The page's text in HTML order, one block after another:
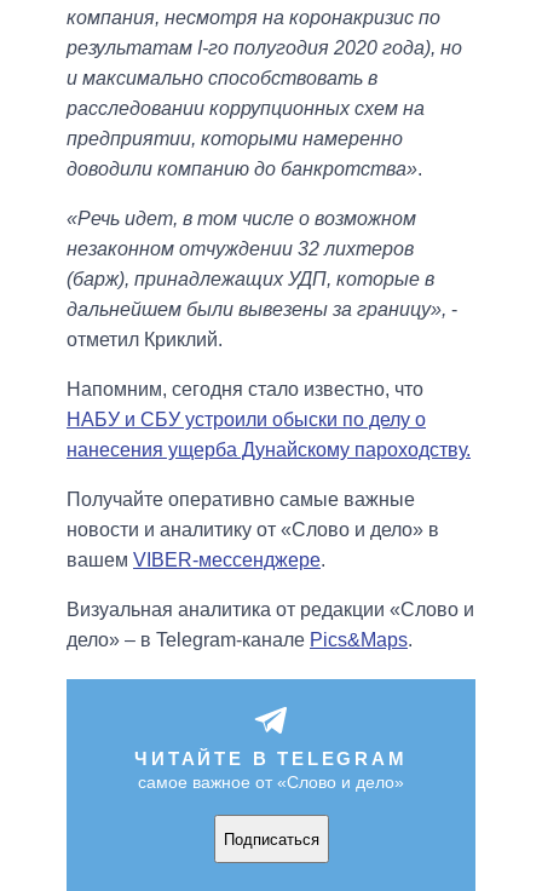
компания, несмотря на коронакризис по
результатам I-го полугодия 2020 года), но
и максимально способствовать в
расследовании коррупционных схем на
предприятии, которыми намеренно
доводили компанию до банкротства».
«Речь идет, в том числе о возможном
незаконном отчуждении 32 лихтеров
(барж), принадлежащих УДП, которые в
дальнейшем были вывезены за границу», -
отметил Криклий.
Напомним, сегодня стало известно, что
НАБУ и СБУ устроили обыски по делу о
нанесения ущерба Дунайскому пароходству.
Получайте оперативно самые важные
новости и аналитику от «Слово и дело» в
вашем VIBER-мессенджере.
Визуальная аналитика от редакции «Слово и
дело» – в Telegram-канале Pics&Maps.
ЧИТАЙТЕ В TELEGRAM
самое важное от «Слово и дело»
Подписаться